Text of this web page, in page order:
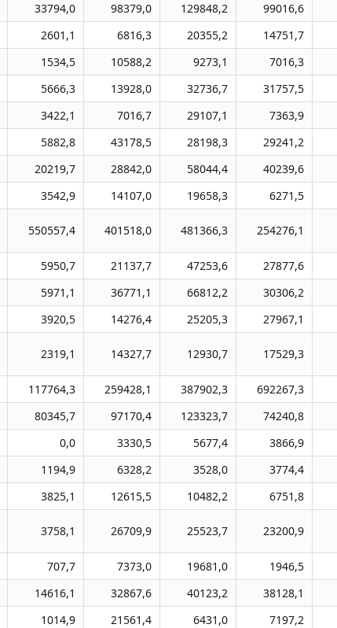
33794,0 98379,0 129848,2 99016,6
2601,1 6816,3 20355,2 14751,7
1534,5 10588,2 9273,1 7016,3
5666,3 13928,0 32736,7 31757,5
3422,1 7016,7 29107,1 7363,9
5882,8 43178,5 28198,3 29241,2
20219,7 28842,0 58044,4 40239,6
3542,9 14107,0 19658,3 6271,5
550557,4 401518,0 481366,3 254276,1
5950,7 21137,7 47253,6 27877,6
5971,1 36771,1 66812,2 30306,2
3920,5 14276,4 25205,3 27967,1
2319,1 14327,7 12930,7 17529,3
117764,3 259428,1 387902,3 692267,3
80345,7 97170,4 123323,7 74240,8
0,0 3330,5 5677,4 3866,9
1194,9 6328,2 3528,0 3774,4
3825,1 12615,5 10482,2 6751,8
3758,1 26709,9 25523,7 23200,9
707,7 7373,0 19681,0 1946,5
14616,1 32867,6 40123,2 38128,1
1014,9 21561,4 6431,0 7197,2